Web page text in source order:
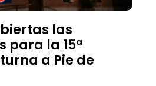
las
para la 15ª
a Pie de